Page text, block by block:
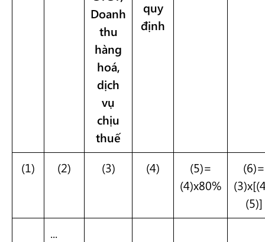
Doanh
thu
hàng
hoá,
dịch
vụ
chịu
thuế
quy
định
(1) (2) (3) (4)
(5)=
(4)x80%
(6)=
(5)]
...